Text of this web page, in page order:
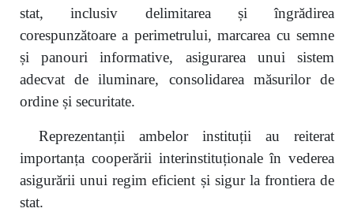
stat, inclusiv delimitarea și îngrădirea
corespunzătoare a perimetrului, marcarea cu semne
și panouri informative, asigurarea unui sistem
adecvat de iluminare, consolidarea măsurilor de
ordine și securitate.
Reprezentanții ambelor instituții au reiterat
importanța cooperării interinstituționale în vederea
asigurării unui regim eficient și sigur la frontiera de
stat.